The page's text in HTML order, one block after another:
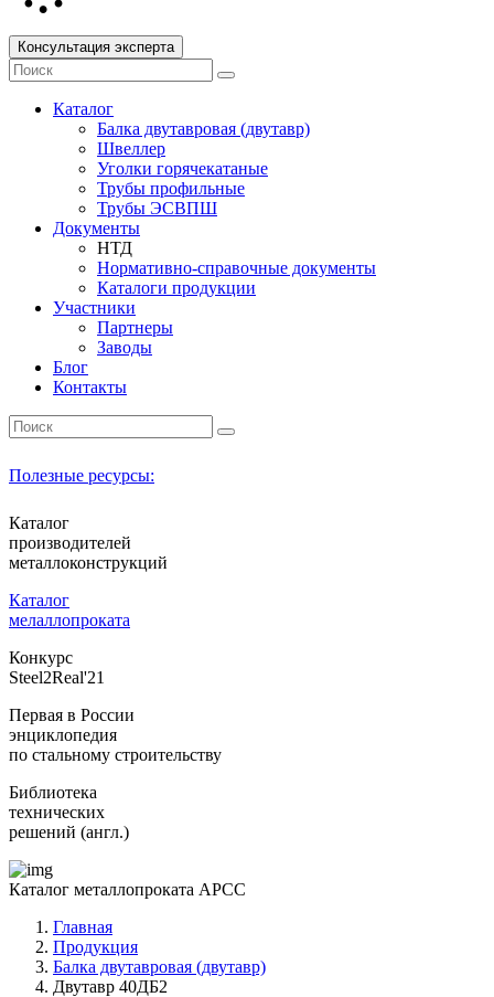
Консультация эксперта
Каталог
Балка двутавровая (двутавр)
Швеллер
Уголки горячекатаные
Трубы профильные
Трубы ЭСВПШ
Документы
НТД
Нормативно-справочные документы
Каталоги продукции
Участники
Партнеры
Заводы
Блог
Контакты
Полезные ресурсы:
Каталог
производителей
металлоконструкций
Каталог
мелаллопроката
Конкурс
Steel2Real'21
Первая в России
энциклопедия
по стальному строительству
Библиотека
технических
решений (англ.)
Каталог металлопроката АРСС
Главная
Продукция
Балка двутавровая (двутавр)
Двутавр 40ДБ2